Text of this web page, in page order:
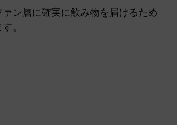
ン層に確実に飲み物を届けるため
。